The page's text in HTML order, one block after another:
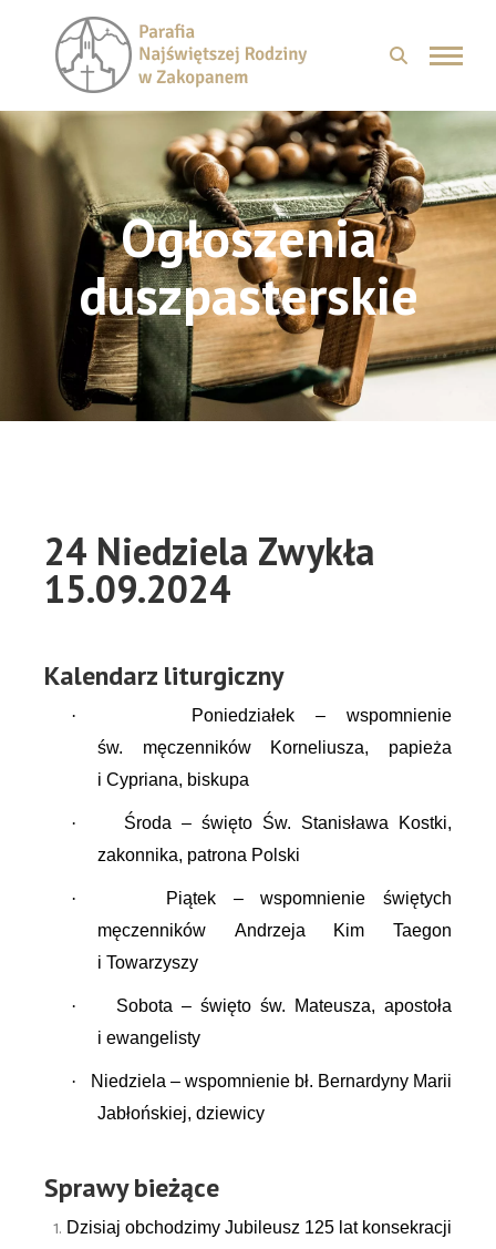
Ogłoszenia
duszpasterskie
24 Niedziela Zwykła
15.09.2024
Kalendarz liturgiczny
·
Poniedziałek – wspomnienie
św. męczenników Korneliusza, papieża
i Cypriana, biskupa
·
Środa – święto Św. Stanisława Kostki,
zakonnika, patrona Polski
·
Piątek – wspomnienie świętych
męczenników Andrzeja Kim Taegon
i Towarzyszy
·
Sobota – święto św. Mateusza, apostoła
i ewangelisty
·
Niedziela – wspomnienie bł. Bernardyny Marii
Jabłońskiej, dziewicy
Sprawy bieżące
Dzisiaj obchodzimy Jubileusz 125 lat konsekracji